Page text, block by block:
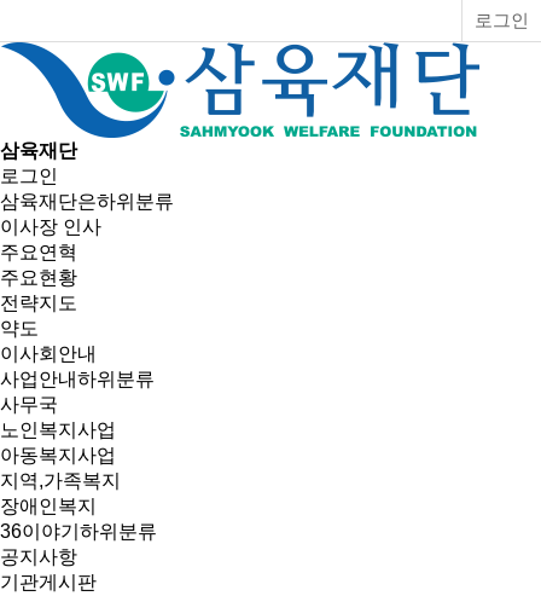
로그인
삼육재단
로그인
삼육재단은하위분류
이사장 인사
주요연혁
주요현황
전략지도
약도
이사회안내
사업안내하위분류
사무국
노인복지사업
아동복지사업
지역,가족복지
장애인복지
36이야기 하위분류
공지사항
기관게시판